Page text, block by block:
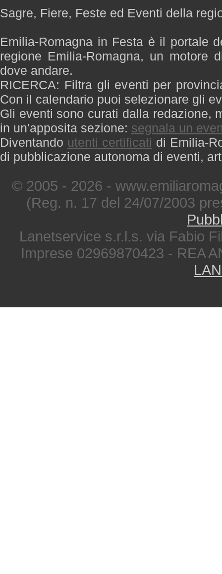
Sagre, Fiere, Feste ed Eventi della
Emilia-Romagna in Festa è il portale
regione Emilia-Romagna, un motore
dove andare.
RICERCA: Filtra gli eventi per
Con il calendario puoi selezionare gli
Gli eventi sono curati dalla redazione,
in un'apposita sezione: segnala un
Diventando utenti certificati di Emilia-
di pubblicazione autonoma di eventi,
© 2005 - 2026 -
(Reg. n. 17 del 24/07/2003
Lanetservice s.r.l.s. via Fabio
Imprese 02969870423 - REA